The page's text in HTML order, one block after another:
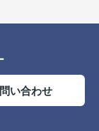
い合わせ